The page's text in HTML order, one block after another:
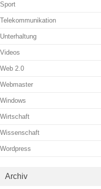
Sport
Telekommunikation
Unterhaltung
Videos
Web 2.0
Webmaster
Windows
Wirtschaft
Wissenschaft
Wordpress
Archiv